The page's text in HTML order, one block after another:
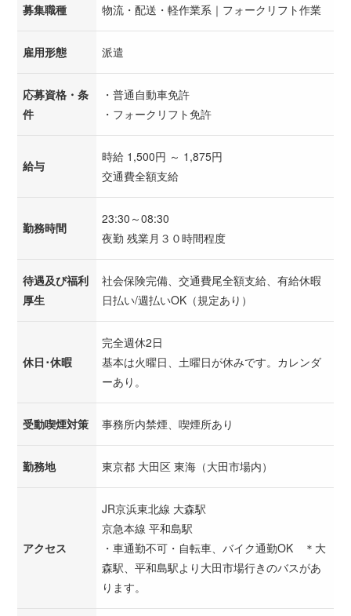
募集職種 物流・配送・軽作業系｜フォークリフト作業
雇用形態 派遣
応募資格・条
件
・普通自動車免許
・フォークリフト免許
給与
時給 1,500円 ～ 1,875円
交通費全額支給
勤務時間
23:30～08:30
夜勤 残業月３０時間程度
待遇及び福利
厚生
社会保険完備、交通費尾全額支給、有給休暇
日払い/週払いOK（規定あり）
休日･休暇
完全週休2日
基本は火曜日、土曜日が休みです。カレンダ
ーあり。
受動喫煙対策 事務所内禁煙、喫煙所あり
勤務地 東京都 大田区 東海（大田市場内）
アクセス
JR京浜東北線 大森駅
京急本線 平和島駅
・車通勤不可・自転車、バイク通勤OK ＊大
森駅、平和島駅より大田市場行きのバスがあ
ります。